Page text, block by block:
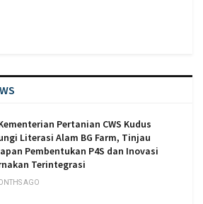
Pertanian CWS Kudus
Literasi Alam BG Farm, Tinjau
Pembentukan P4S dan Inovasi
Terintegrasi
AGO